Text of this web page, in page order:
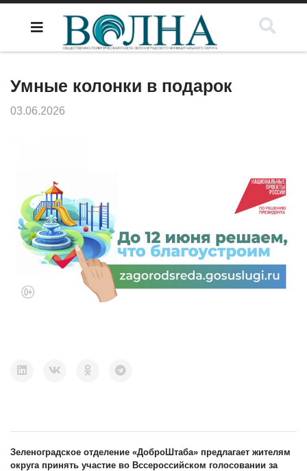
Умные колонки в подарок
03.06.2026
Зеленоградское отделение «ДоброШтаба» предлагает жителям
округа принять участие во Вссероссийском голосовании за